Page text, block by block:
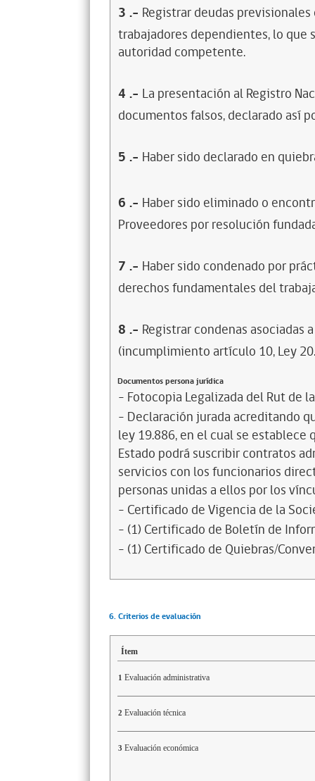
3 .- Registrar deudas
trabajadores dependientes, lo
autoridad competente.
4 .- La presentación al Registro
documentos falsos, declarado así
5 .- Haber sido declarado en
6 .- Haber sido eliminado o
Proveedores por resolución
7 .- Haber sido condenado por
derechos fundamentales del
8 .- Registrar condenas asociadas
(incumplimiento artículo 10, Ley
Documentos persona jurídica
- Fotocopia Legalizada del Rut de
- Declaración jurada acreditando
ley 19.886, en el cual se
Estado podrá suscribir contratos
servicios con los funcionarios
personas unidas a ellos por los
- Certificado de Vigencia de la
- (1) Certificado de Boletín de
- (1) Certificado de Quiebras/
6. Criterios de evaluación
Ítem
1 Evaluación administrativa
2 Evaluación técnica
3 Evaluación económica